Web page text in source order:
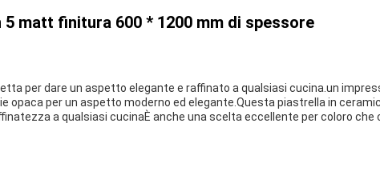
matt finitura 600 * 1200 mm di spessore
per dare un aspetto elegante e raffinato a qualsiasi cucina.un
per un aspetto moderno ed elegante.Questa piastrella in
a qualsiasi cucinaÈ anche una scelta eccellente per coloro